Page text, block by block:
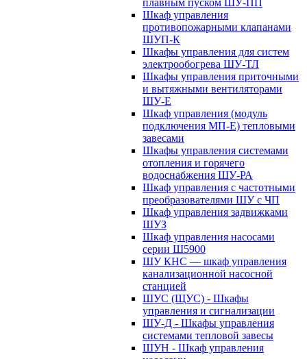
плавным пуском ШУ-ПП
Шкаф управления
противопожарными клапанами
ШУП-К
Шкафы управления для систем
электрообогрева ШУ-ТЛ
Шкафы управления приточными
и вытяжными вентиляторами
ШУ-Е
Шкаф управления (модуль
подключения МП-Е) тепловыми
завесами
Шкафы управления системами
отопления и горячего
водоснабжения ШУ-РА
Шкаф управления с частотными
преобразователями ШУ с ЧП
Шкаф управления задвижками
ШУЗ
Шкаф управления насосами
серии Ш5900
ШУ КНС — шкаф управления
канализационной насосной
станцией
ШУС (ЩУС) - Шкафы
управления и сигнализации
ШУ-Д - Шкафы управления
системами тепловой завесы
ШУН - Шкаф управления